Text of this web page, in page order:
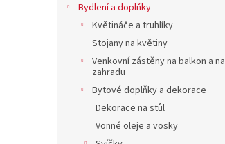
Bydlení a doplňky
Květináče a truhlíky
Stojany na květiny
Venkovní zástěny na balkon a na
zahradu
Bytové doplňky a dekorace
Dekorace na stůl
Vonné oleje a vosky